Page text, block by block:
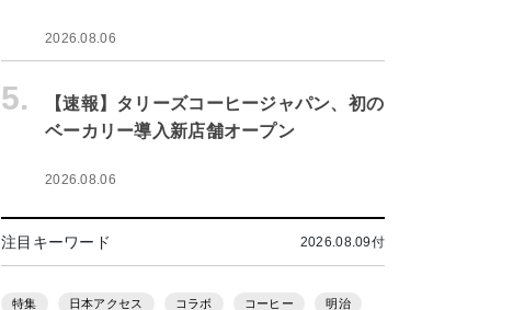
2026.08.06
5.
【速報】タリーズコーヒージャパン、初の
ベーカリー導入新店舗オープン
2026.08.06
注目キーワード 2026.08.09付
特集 日本アクセス コラボ コーヒー 明治